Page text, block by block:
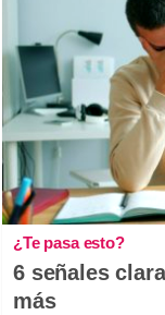
¿Te pasa esto?
6 señales
más